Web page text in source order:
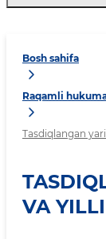
Bosh sahifa
Raqamli
Tasdiqlangan
VA